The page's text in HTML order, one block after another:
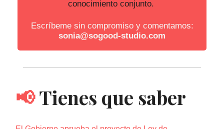
conocimiento conjunto.
Escríbeme sin compromiso y comentamos:
sonia@sogood-studio.com
📢Tienes que saber